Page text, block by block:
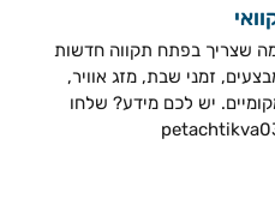
שצריך בפתח תקווה חדשות
זמני שבת, מזג אוויר,
יש לכם מידע? שלחו